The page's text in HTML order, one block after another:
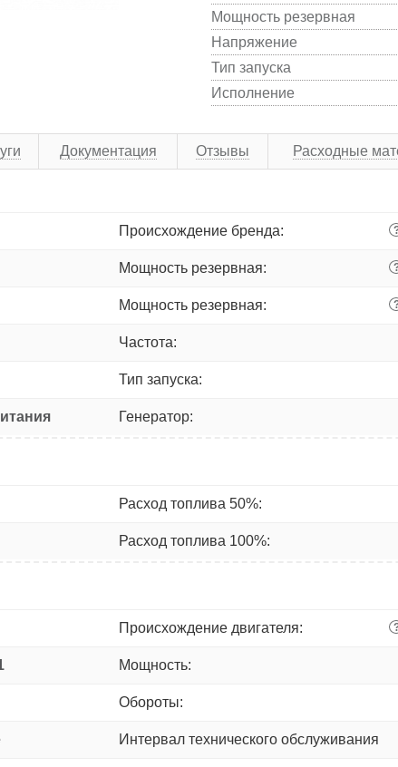
Мощность резервная
Напряжение
Тип запуска
Исполнение
Документация Отзывы Расходные
Происхождение бренда:
Мощность резервная:
Мощность резервная:
Частота:
Тип запуска:
Генератор:
Расход топлива 50%:
Расход топлива 100%:
Происхождение двигателя:
Мощность:
Обороты:
Интервал технического обслуживания